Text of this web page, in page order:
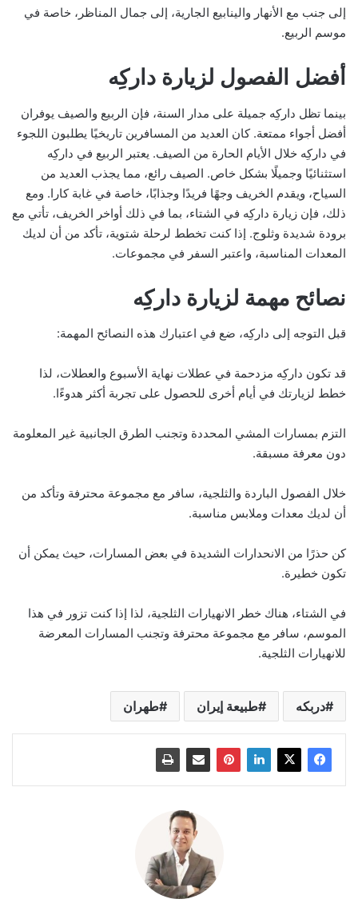
إلى جنب مع الأنهار والينابيع الجارية، إلى جمال المناظر، خاصة في
موسم الربيع.
أفضل الفصول لزيارة داركِه
بينما تظل داركِه جميلة على مدار السنة، فإن الربيع والصيف يوفران
أفضل أجواء ممتعة. كان العديد من المسافرين تاريخيًا يطلبون اللجوء
في داركِه خلال الأيام الحارة من الصيف. يعتبر الربيع في داركِه
استثنائيًا وجميلًا بشكل خاص. الصيف رائع، مما يجذب العديد من
السياح، ويقدم الخريف وجهًا فريدًا وجذابًا، خاصة في غابة كارا. ومع
ذلك، فإن زيارة داركِه في الشتاء، بما في ذلك أواخر الخريف، تأتي مع
برودة شديدة وثلوج. إذا كنت تخطط لرحلة شتوية، تأكد من أن لديك
المعدات المناسبة، واعتبر السفر في مجموعات.
نصائح مهمة لزيارة داركِه
قبل التوجه إلى داركِه، ضع في اعتبارك هذه النصائح المهمة:
قد تكون داركِه مزدحمة في عطلات نهاية الأسبوع والعطلات، لذا
خطط لزيارتك في أيام أخرى للحصول على تجربة أكثر هدوءًا.
التزم بمسارات المشي المحددة وتجنب الطرق الجانبية غير المعلومة
دون معرفة مسبقة.
خلال الفصول الباردة والثلجية، سافر مع مجموعة محترفة وتأكد من
أن لديك معدات وملابس مناسبة.
كن حذرًا من الانحدارات الشديدة في بعض المسارات، حيث يمكن أن
تكون خطيرة.
في الشتاء، هناك خطر الانهيارات الثلجية، لذا إذا كنت تزور في هذا
الموسم، سافر مع مجموعة محترفة وتجنب المسارات المعرضة
للانهيارات الثلجية.
دربكه طبيعة إيران طهران